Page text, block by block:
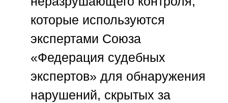
которые используются
экспертами Союза
«Федерация судебных
экспертов» для обнаружения
нарушений, скрытых за